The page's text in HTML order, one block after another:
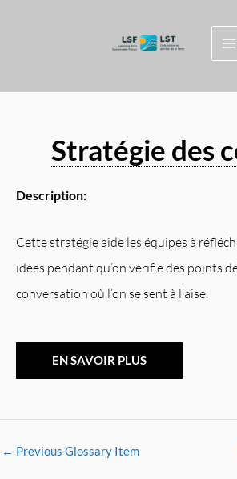
Stratégie des
Description:
Cette stratégie aide les équipes à
idées pendant qu’on vérifie des points
conversation où l’on se sent à l’aise.
EN SAVOIR PLUS
← Previous Glossary Item